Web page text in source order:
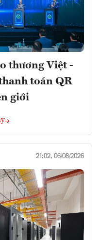
thương Việt -
toán QR
giới
21:02, 06/08/2026